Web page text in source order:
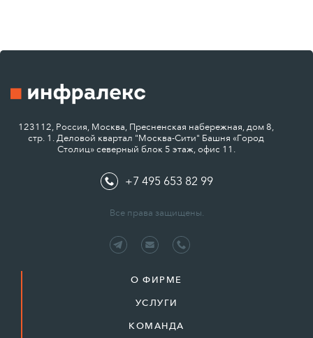
123112, Россия, Москва, Пресненская набережная, дом 8,
стр. 1. Деловой квартал "Москва-Сити" Башня «Город
Столиц» северный блок 5 этаж, офис 11.
+7 495 653 82 99
Все права защищены.
О ФИРМЕ
УСЛУГИ
КОМАНДА